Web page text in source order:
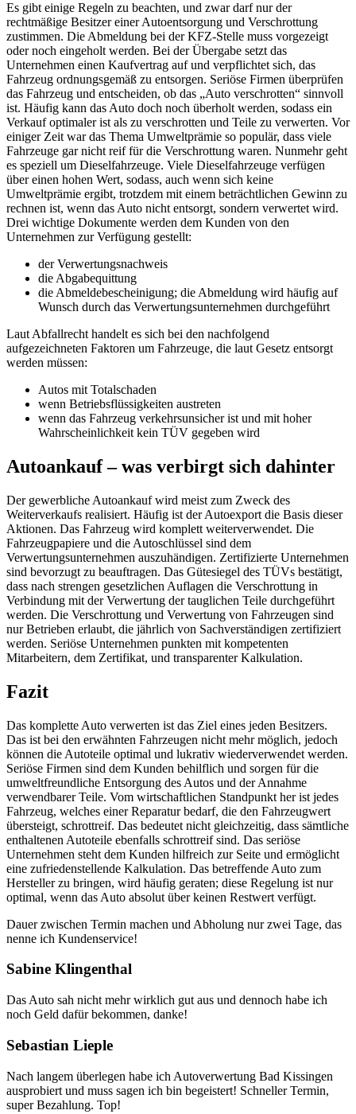
Es gibt einige Regeln zu beachten, und zwar darf nur der
rechtmäßige Besitzer einer Autoentsorgung und Verschrottung
zustimmen. Die Abmeldung bei der KFZ-Stelle muss vorgezeigt
oder noch eingeholt werden. Bei der Übergabe setzt das
Unternehmen einen Kaufvertrag auf und verpflichtet sich, das
Fahrzeug ordnungsgemäß zu entsorgen. Seriöse Firmen überprüfen
das Fahrzeug und entscheiden, ob das „Auto verschrotten“ sinnvoll
ist. Häufig kann das Auto doch noch überholt werden, sodass ein
Verkauf optimaler ist als zu verschrotten und Teile zu verwerten. Vor
einiger Zeit war das Thema Umweltprämie so populär, dass viele
Fahrzeuge gar nicht reif für die Verschrottung waren. Nunmehr geht
es speziell um Dieselfahrzeuge. Viele Dieselfahrzeuge verfügen
über einen hohen Wert, sodass, auch wenn sich keine
Umweltprämie ergibt, trotzdem mit einem beträchtlichen Gewinn zu
rechnen ist, wenn das Auto nicht entsorgt, sondern verwertet wird.
Drei wichtige Dokumente werden dem Kunden von den
Unternehmen zur Verfügung gestellt:
der Verwertungsnachweis
die Abgabequittung
die Abmeldebescheinigung; die Abmeldung wird häufig auf
Wunsch durch das Verwertungsunternehmen durchgeführt
Laut Abfallrecht handelt es sich bei den nachfolgend
aufgezeichneten Faktoren um Fahrzeuge, die laut Gesetz entsorgt
werden müssen:
Autos mit Totalschaden
wenn Betriebsflüssigkeiten austreten
wenn das Fahrzeug verkehrsunsicher ist und mit hoher
Wahrscheinlichkeit kein TÜV gegeben wird
Autoankauf – was verbirgt sich dahinter
Der gewerbliche Autoankauf wird meist zum Zweck des
Weiterverkaufs realisiert. Häufig ist der Autoexport die Basis dieser
Aktionen. Das Fahrzeug wird komplett weiterverwendet. Die
Fahrzeugpapiere und die Autoschlüssel sind dem
Verwertungsunternehmen auszuhändigen. Zertifizierte Unternehmen
sind bevorzugt zu beauftragen. Das Gütesiegel des TÜVs bestätigt,
dass nach strengen gesetzlichen Auflagen die Verschrottung in
Verbindung mit der Verwertung der tauglichen Teile durchgeführt
werden. Die Verschrottung und Verwertung von Fahrzeugen sind
nur Betrieben erlaubt, die jährlich von Sachverständigen zertifiziert
werden. Seriöse Unternehmen punkten mit kompetenten
Mitarbeitern, dem Zertifikat, und transparenter Kalkulation.
Fazit
Das komplette Auto verwerten ist das Ziel eines jeden Besitzers.
Das ist bei den erwähnten Fahrzeugen nicht mehr möglich, jedoch
können die Autoteile optimal und lukrativ wiederverwendet werden.
Seriöse Firmen sind dem Kunden behilflich und sorgen für die
umweltfreundliche Entsorgung des Autos und der Annahme
verwendbarer Teile. Vom wirtschaftlichen Standpunkt her ist jedes
Fahrzeug, welches einer Reparatur bedarf, die den Fahrzeugwert
übersteigt, schrottreif. Das bedeutet nicht gleichzeitig, dass sämtliche
enthaltenen Autoteile ebenfalls schrottreif sind. Das seriöse
Unternehmen steht dem Kunden hilfreich zur Seite und ermöglicht
eine zufriedenstellende Kalkulation. Das betreffende Auto zum
Hersteller zu bringen, wird häufig geraten; diese Regelung ist nur
optimal, wenn das Auto absolut über keinen Restwert verfügt.
Dauer zwischen Termin machen und Abholung nur zwei Tage, das
nenne ich Kundenservice!
Sabine Klingenthal
Das Auto sah nicht mehr wirklich gut aus und dennoch habe ich
noch Geld dafür bekommen, danke!
Sebastian Lieple
Nach langem überlegen habe ich Autoverwertung Bad Kissingen
ausprobiert und muss sagen ich bin begeistert! Schneller Termin,
super Bezahlung. Top!